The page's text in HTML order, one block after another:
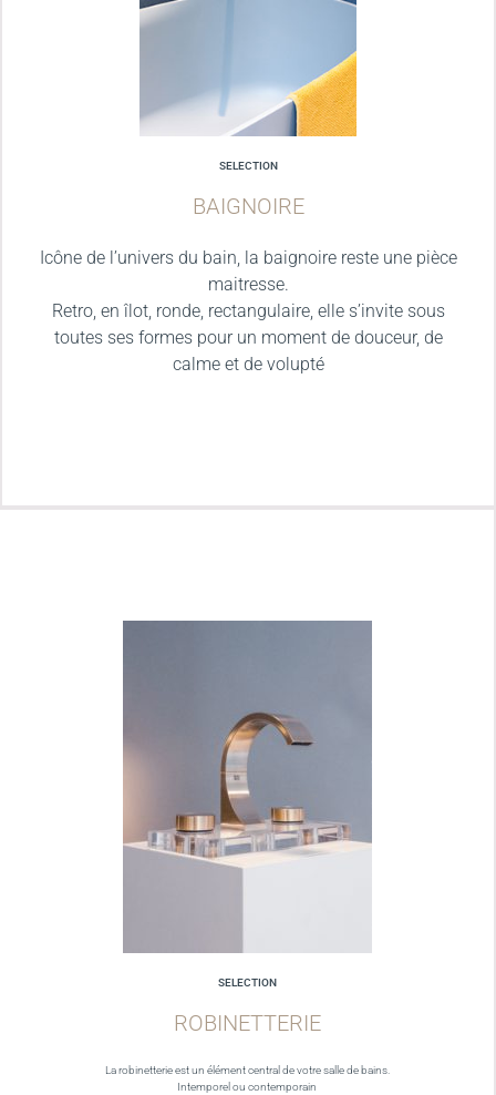
SELECTION
BAIGNOIRE
Icône de l’univers du bain, la baignoire reste une pièce
maitresse.
Retro, en îlot, ronde, rectangulaire, elle s’invite sous
toutes ses formes pour un moment de douceur, de
calme et de volupté
SELECTION
ROBINETTERIE
La robinetterie est un élément central de votre salle de bains.
Intemporel ou contemporain